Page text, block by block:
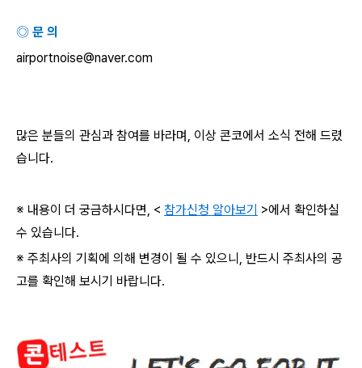
◎ 문 의
airportnoise@naver.com
많은 분들의 관심과 참여를 바라며, 이상 콘코에서 소식 전해 드렸
습니다.
※ 내용이 더 궁금하시다면, < 참가신청 알아보기 >에서 확인하실
수 있습니다.
※ 주최사의 기획에 의해 변경이 될 수 있으니, 반드시 주최사의 공
고를 확인해 보시기 바랍니다.